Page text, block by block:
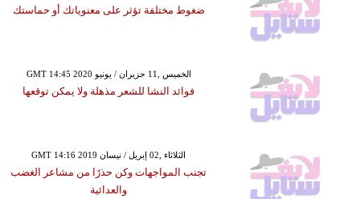
ضغوط مختلفة تؤثر على معنوياتك أو حماستك
GMT 14:45 2020 الخميس ,11 حزيران / يونيو
فوائد النشا للشعر مذهلة ولا يمكن توقعها
GMT 14:16 2019 الثلاثاء ,02 إبريل / نيسان
تجنب المواجهات وكن حذرًا من مشاعر الغضب
والعدائية